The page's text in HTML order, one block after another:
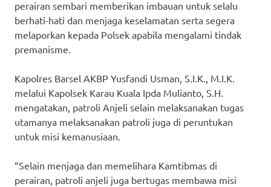
perairan sembari memberikan imbauan untuk selalu
berhati-hati dan menjaga keselamatan serta segera
melaporkan kepada Polsek apabila mengalami tindak
premanisme.
Kapolres Barsel AKBP Yusfandi Usman, S.I.K., M.I.K.
melalui Kapolsek Karau Kuala Ipda Mulianto, S.H.
mengatakan, patroli Anjeli selain melaksanakan tugas
utamanya melaksanakan patroli juga di peruntukan
untuk misi kemanusiaan.
“Selain menjaga dan memelihara Kamtibmas di
perairan, patroli anjeli juga bertugas membawa misi